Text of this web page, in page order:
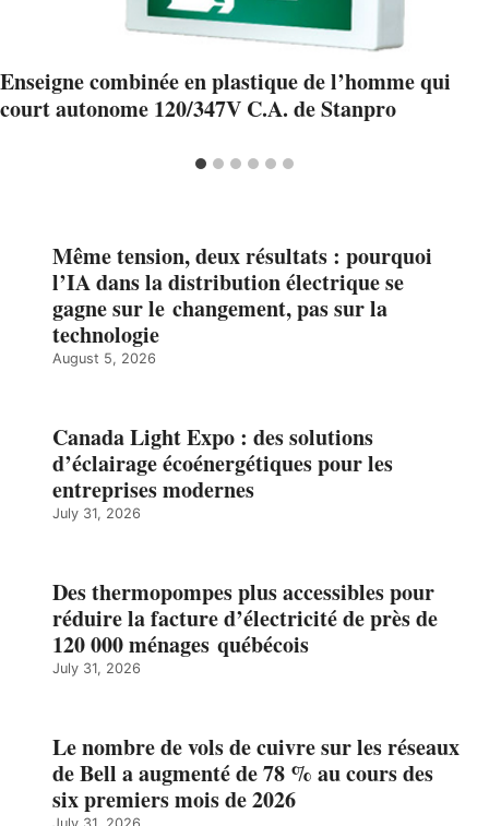
Enseigne combinée en plastique de l’homme qui
court autonome 120/347V C.A. de Stanpro
Même tension, deux résultats : pourquoi
l’IA dans la distribution électrique se
gagne sur le changement, pas sur la
technologie
August 5, 2026
Canada Light Expo : des solutions
d’éclairage écoénergétiques pour les
entreprises modernes
July 31, 2026
Des thermopompes plus accessibles pour
réduire la facture d’électricité de près de
120 000 ménages québécois
July 31, 2026
Le nombre de vols de cuivre sur les réseaux
de Bell a augmenté de 78 % au cours des
six premiers mois de 2026